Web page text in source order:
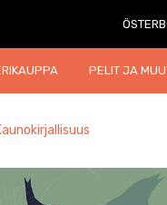
PELIT JA